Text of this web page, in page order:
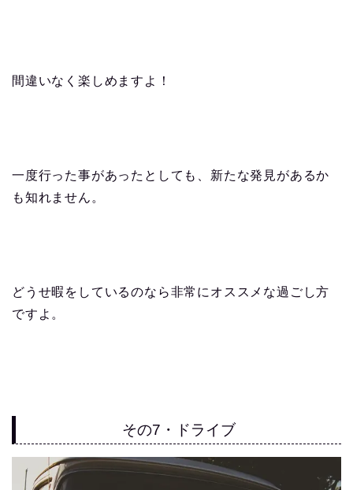
間違いなく楽しめますよ！
一度行った事があったとしても、新たな発見があるか
も知れません。
どうせ暇をしているのなら非常にオススメな過ごし方
ですよ。
その7・ドライブ